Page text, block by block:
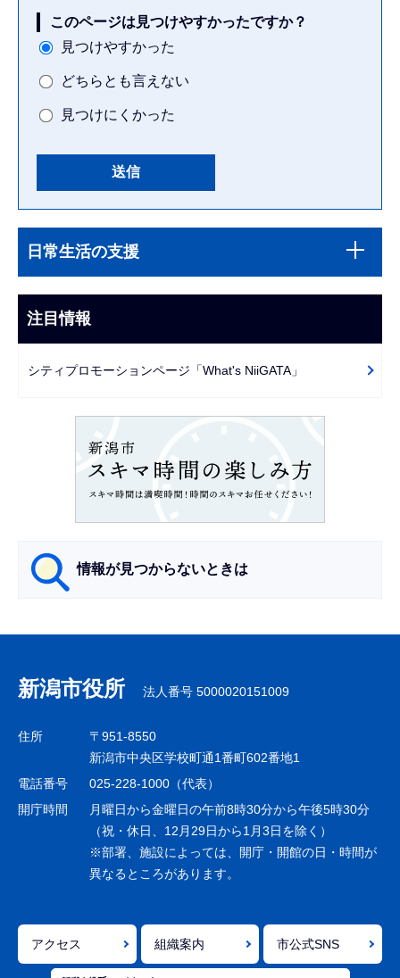
このページは見つけやすかったですか？
見つけやすかった
どちらとも言えない
見つけにくかった
文
こ
ま
で
ブ
ビ
ー
日常生活の支援
注目情報
シティプロモーションページ「What's NiiGATA」
情報が見つからないときは
ナ
ビ
ゲ
シ
ョ
で
新潟市役所 法人番号 5000020151009
住所
〒951-8550
新潟市中央区学校町通1番町602番地1
電話番号
025-228-1000（代表）
開庁時間
月曜日から金曜日の午前8時30分から午後5時30分
（祝・休日、12月29日から1月3日を除く）
※部署、施設によっては、開庁・開館の日・時間が
異なるところがあります。
アクセス 組織案内 市公式SNS